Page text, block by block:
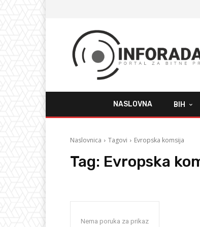
NASLOVNA BIH
Naslovnica Tagovi Evropska komsija
Tag: Evropska
Nema poruka za prikaz